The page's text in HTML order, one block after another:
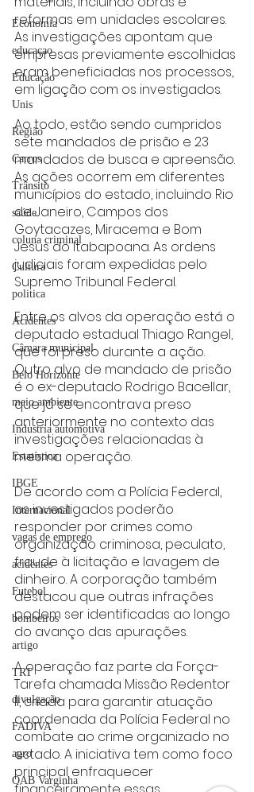
Economia
educaçao
Educação
Unis
Região
Carros
Trânsito
saúde
coluna criminal
Cultura
politica
Acidentes
Câmara municipal
Belo Horizonte
meio ambiente
Industria automotiva
Estatística
IBGE
Internacional
vagas de emprego
acidentes
Futebol
bombeiros
artigo
TRT
divulgação
FADIVA
agro
OAB Varginha
reformas em unidades escolares.
As investigações apontam que
empresas previamente escolhidas
eram beneficiadas nos processos,
em ligação com os investigados.
Ao todo, estão sendo cumpridos
sete mandados de prisão e 23
mandados de busca e apreensão.
As ações ocorrem em diferentes
municípios do estado, incluindo Rio
de Janeiro, Campos dos
Goytacazes, Miracema e Bom
Jesus do Itabapoana. As ordens
judiciais foram expedidas pelo
Supremo Tribunal Federal.
Entre os alvos da operação está o
deputado estadual Thiago Rangel,
que foi preso durante a ação.
Outro alvo de mandado de prisão
é o ex-deputado Rodrigo Bacellar,
que já se encontrava preso
anteriormente no contexto das
investigações relacionadas à
mesma operação.
De acordo com a Polícia Federal,
os investigados poderão
responder por crimes como
organização criminosa, peculato,
fraude à licitação e lavagem de
dinheiro. A corporação também
destacou que outras infrações
podem ser identificadas ao longo
do avanço das apurações.
A operação faz parte da Força-
Tarefa chamada Missão Redentor
II, criada para garantir atuação
coordenada da Polícia Federal no
combate ao crime organizado no
estado. A iniciativa tem como foco
principal enfraquecer